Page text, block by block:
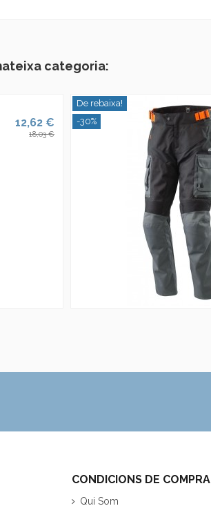
categoria:
12,62 €
18,03 €
De rebaixa!
-30%
CONDICIONS DE COMPRA
Qui Som